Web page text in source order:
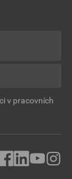
v pracovních